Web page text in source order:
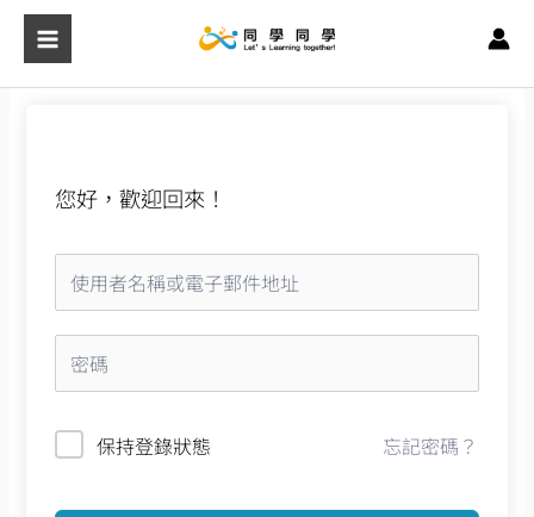
您好，歡迎回來！
保持登錄狀態 忘記密碼？